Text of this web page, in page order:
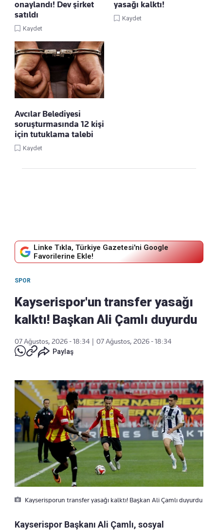
onaylandı! Dev şirket
satıldı
Kaydet
yasağı kalktı!
Kaydet
Avcılar Belediyesi
soruşturmasında 12 kişi
için tutuklama talebi
Kaydet
Linke Tıkla, Türkiye Gazetesi'ni Google
Favorilerine Ekle!
SPOR
Kayserispor'un transfer yasağı
kalktı! Başkan Ali Çamlı duyurdu
07 Ağustos, 2026 - 18:34
07 Ağustos, 2026 - 18:34
Paylaş
Kayserisporun transfer yasağı kalktı! Başkan Ali Çamlı duyurdu
Kayserispor Başkanı Ali Çamlı, sosyal